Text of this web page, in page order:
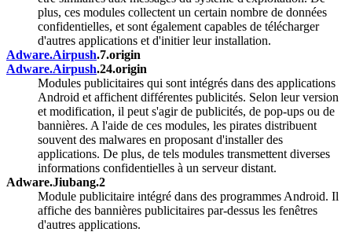
plus, ces modules collectent un certain nombre de données
confidentielles, et sont également capables de télécharger
d'autres applications et d'initier leur installation.
Adware.Airpush.7.origin
Adware.Airpush.24.origin
Modules publicitaires qui sont intégrés dans des applications
Android et affichent différentes publicités. Selon leur version
et modification, il peut s'agir de publicités, de pop-ups ou de
bannières. A l'aide de ces modules, les pirates distribuent
souvent des malwares en proposant d'installer des
applications. De plus, de tels modules transmettent diverses
informations confidentielles à un serveur distant.
Adware.Jiubang.2
Module publicitaire intégré dans des programmes Android. Il
affiche des bannières publicitaires par-dessus les fenêtres
d'autres applications.